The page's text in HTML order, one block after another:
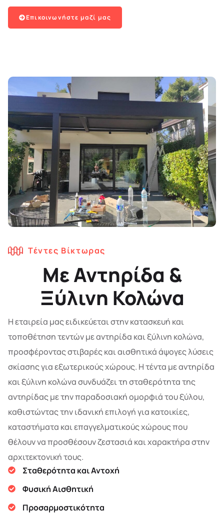
Επικοινωνήστε μαζί μας
Τέντες Βίκτωρας
Με Αντηρίδα &
Ξύλινη Κολώνα
Η εταιρεία μας ειδικεύεται στην κατασκευή και
τοποθέτηση τεντών με αντηρίδα και ξύλινη κολώνα,
προσφέροντας στιβαρές και αισθητικά άψογες λύσεις
σκίασης για εξωτερικούς χώρους. Η τέντα με αντηρίδα
και ξύλινη κολώνα συνδυάζει τη σταθερότητα της
αντηρίδας με την παραδοσιακή ομορφιά του ξύλου,
καθιστώντας την ιδανική επιλογή για κατοικίες,
καταστήματα και επαγγελματικούς χώρους που
θέλουν να προσθέσουν ζεστασιά και χαρακτήρα στην
αρχιτεκτονική τους.
Σταθερότητα και Αντοχή
Φυσική Αισθητική
Προσαρμοστικότητα